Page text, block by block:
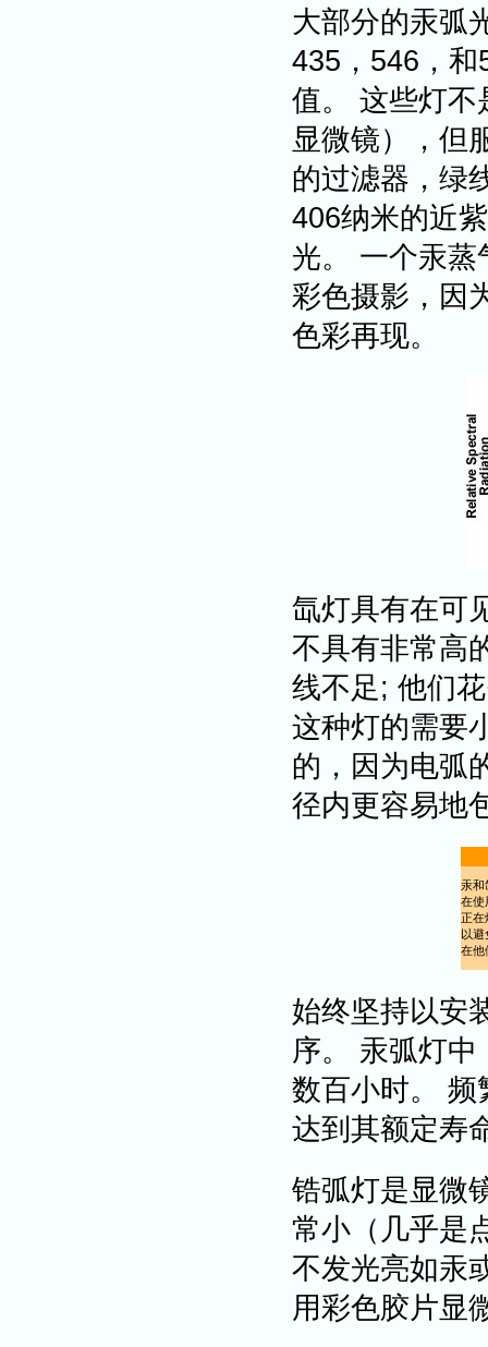
大部分的汞弧
435，546，
值。 这些灯不
显微镜），但
的过滤器，绿
406纳米的近
光。 一个汞蒸
彩色摄影，因
色彩再现。
氙灯具有在可
不具有非常高
线不足; 他们
这种灯的需要
的，因为电弧
径内更容易地
汞和
在使
正在
以避
在他
始终坚持以安
序。 汞弧灯
数百小时。 频
达到其额定寿
锆弧灯是显微
常小（几乎是
不发光亮如汞
用彩色胶片显